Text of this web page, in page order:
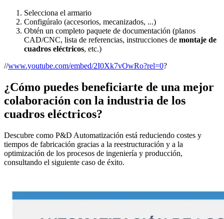
Selecciona el armario
Configúralo (accesorios, mecanizados, ...)
Obtén un completo paquete de documentación (planos
CAD/CNC, lista de referencias, instrucciones de montaje de
cuadros eléctricos, etc.)
//www.youtube.com/embed/2I0Xk7vOwRo?rel=0?
¿Cómo puedes beneficiarte de una mejor
colaboración con la industria de los
cuadros eléctricos?
Descubre como P&D Automatización está reduciendo costes y
tiempos de fabricación gracias a la reestructuración y a la
optimización de los procesos de ingeniería y producción,
consultando el siguiente caso de éxito.